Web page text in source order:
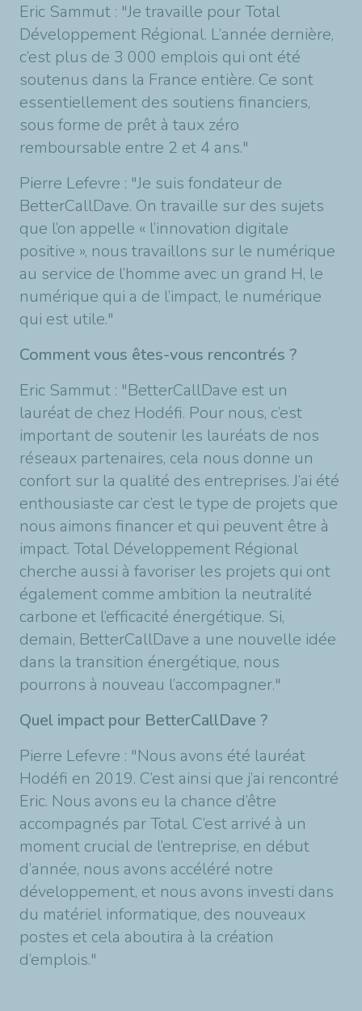
Eric Sammut : "Je travaille pour Total
Développement Régional. L’année dernière,
c’est plus de 3 000 emplois qui ont été
soutenus dans la France entière. Ce sont
essentiellement des soutiens financiers,
sous forme de prêt à taux zéro
remboursable entre 2 et 4 ans."
Pierre Lefevre : "Je suis fondateur de
BetterCallDave. On travaille sur des sujets
que l’on appelle « l’innovation digitale
positive », nous travaillons sur le numérique
au service de l’homme avec un grand H, le
numérique qui a de l’impact, le numérique
qui est utile."
Comment vous êtes-vous rencontrés ?
Eric Sammut : "BetterCallDave est un
lauréat de chez Hodéfi. Pour nous, c’est
important de soutenir les lauréats de nos
réseaux partenaires, cela nous donne un
confort sur la qualité des entreprises. J’ai été
enthousiaste car c’est le type de projets que
nous aimons financer et qui peuvent être à
impact. Total Développement Régional
cherche aussi à favoriser les projets qui ont
également comme ambition la neutralité
carbone et l’efficacité énergétique. Si,
demain, BetterCallDave a une nouvelle idée
dans la transition énergétique, nous
pourrons à nouveau l’accompagner."
Quel impact pour BetterCallDave ?
Pierre Lefevre : "Nous avons été lauréat
Hodéfi en 2019. C’est ainsi que j’ai rencontré
Eric. Nous avons eu la chance d’être
accompagnés par Total. C’est arrivé à un
moment crucial de l’entreprise, en début
d’année, nous avons accéléré notre
développement, et nous avons investi dans
du matériel informatique, des nouveaux
postes et cela aboutira à la création
d’emplois."